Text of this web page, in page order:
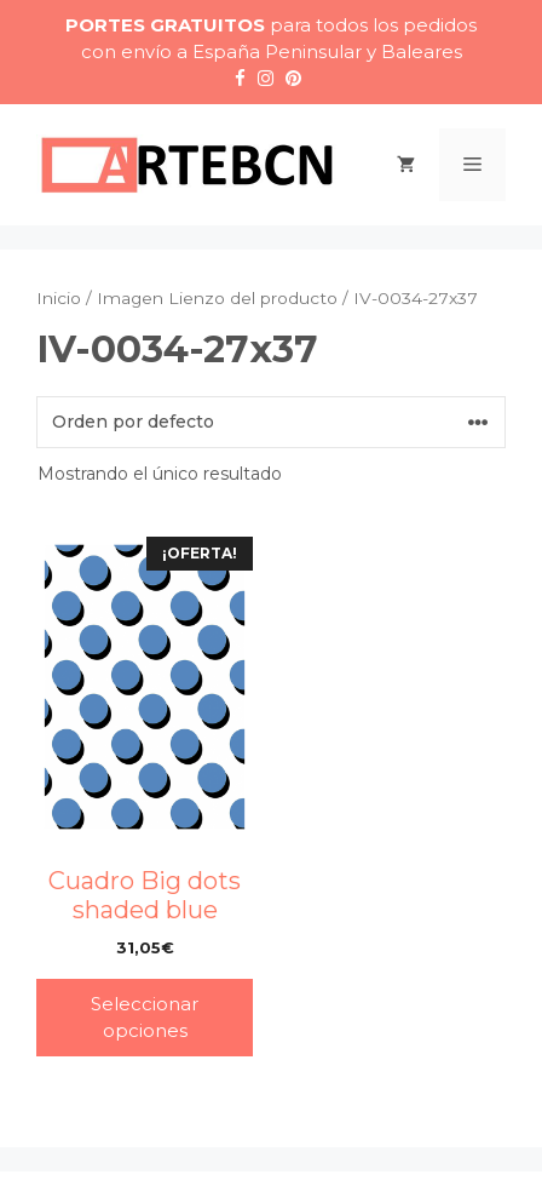
contenido
PORTES GRATUITOS para todos los pedidos
con envío a España Peninsular y Baleares
Menú
Inicio / Imagen Lienzo del producto / IV-0034-27x37
IV-0034-27x37
Mostrando el único resultado
¡OFERTA!
Cuadro Big dots
shaded blue
31,05€
Seleccionar
opciones